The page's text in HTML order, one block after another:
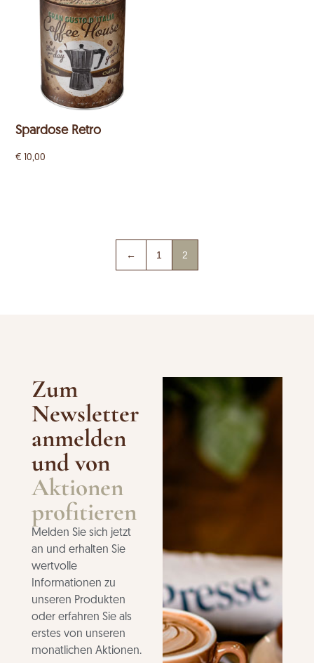
Spardose Retro
€ 10,00
← 1 2
Zum
Newsletter
anmelden
und von
Aktionen
profitieren
Melden Sie sich jetzt
an und erhalten Sie
wertvolle
Informationen zu
unseren Produkten
oder erfahren Sie als
erstes von unseren
monatlichen Aktionen.